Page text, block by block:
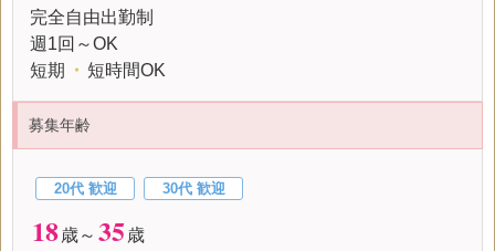
完全自由出勤制
週1回～OK
短期
・ 短時間OK
募集年齢
20代 歓迎 30代 歓迎
18歳～ 35 歳